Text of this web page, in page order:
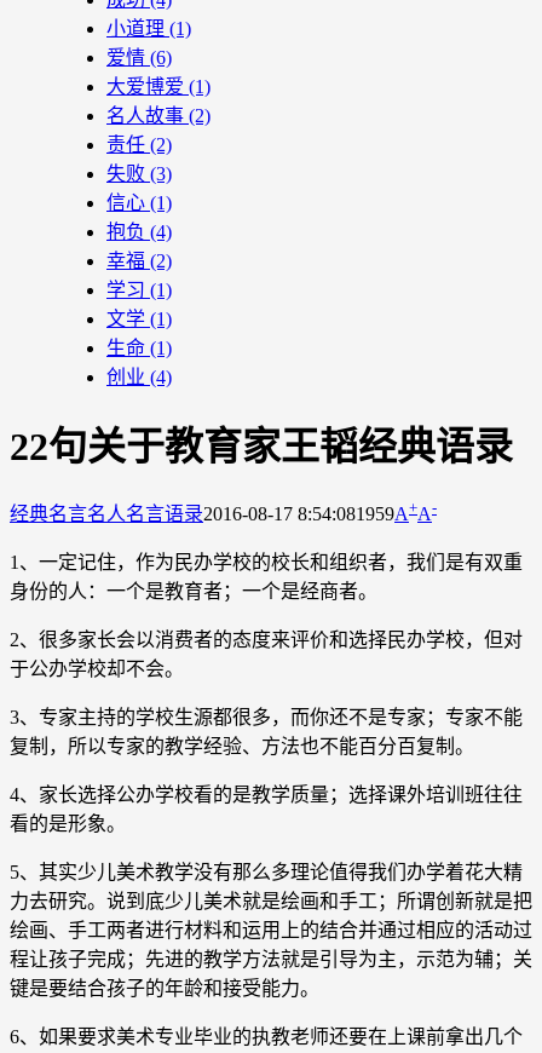
小道理 (1)
爱情 (6)
大爱博爱 (1)
名人故事 (2)
责任 (2)
失败 (3)
信心 (1)
抱负 (4)
幸福 (2)
学习 (1)
文学 (1)
生命 (1)
创业 (4)
22句关于教育家王韬经典语录
经典名言名人名言语录2016-08-17 8:54:081959A+A-
1、一定记住，作为民办学校的校长和组织者，我们是有双重
身份的人：一个是教育者；一个是经商者。
2、很多家长会以消费者的态度来评价和选择民办学校，但对
于公办学校却不会。
3、专家主持的学校生源都很多，而你还不是专家；专家不能
复制，所以专家的教学经验、方法也不能百分百复制。
4、家长选择公办学校看的是教学质量；选择课外培训班往往
看的是形象。
5、其实少儿美术教学没有那么多理论值得我们办学着花大精
力去研究。说到底少儿美术就是绘画和手工；所谓创新就是把
绘画、手工两者进行材料和运用上的结合并通过相应的活动过
程让孩子完成；先进的教学方法就是引导为主，示范为辅；关
键是要结合孩子的年龄和接受能力。
6、如果要求美术专业毕业的执教老师还要在上课前拿出几个